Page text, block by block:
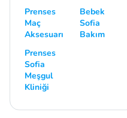
Prenses
Maç
Aksesuarı
Bebek
Sofia
Bakım
Prenses
Sofia
Meşgul
Kliniği